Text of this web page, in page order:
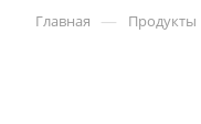
Главная — Продукты